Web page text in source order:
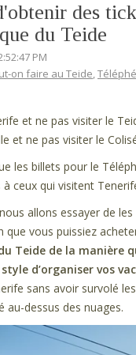
des
du Teide
PM
on faire au Teide,
et ne pas visiter le
et ne pas visiter le
les billets pour le
ceux qui visitent
allons essayer de
que vous puissiez
Teide de la manière
d’organiser vos
sans avoir survolé
au-dessus des nuages.